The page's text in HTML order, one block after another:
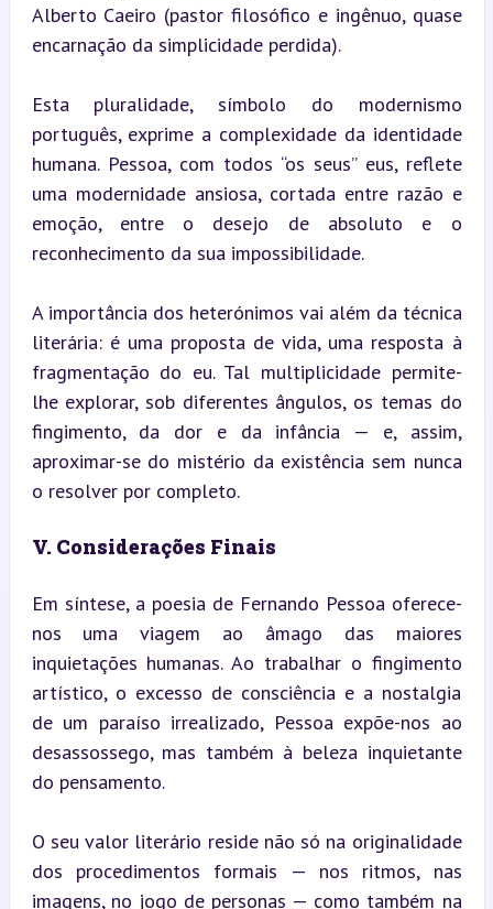
Alberto Caeiro (pastor filosófico e ingênuo, quase
encarnação da simplicidade perdida).
Esta pluralidade, símbolo do modernismo
português, exprime a complexidade da identidade
humana. Pessoa, com todos “os seus” eus, reflete
uma modernidade ansiosa, cortada entre razão e
emoção, entre o desejo de absoluto e o
reconhecimento da sua impossibilidade.
A importância dos heterónimos vai além da técnica
literária: é uma proposta de vida, uma resposta à
fragmentação do eu. Tal multiplicidade permite-
lhe explorar, sob diferentes ângulos, os temas do
fingimento, da dor e da infância — e, assim,
aproximar-se do mistério da existência sem nunca
o resolver por completo.
V. Considerações Finais
Em síntese, a poesia de Fernando Pessoa oferece-
nos uma viagem ao âmago das maiores
inquietações humanas. Ao trabalhar o fingimento
artístico, o excesso de consciência e a nostalgia
de um paraíso irrealizado, Pessoa expõe-nos ao
desassossego, mas também à beleza inquietante
do pensamento.
O seu valor literário reside não só na originalidade
dos procedimentos formais — nos ritmos, nas
imagens, no jogo de personas — como também na